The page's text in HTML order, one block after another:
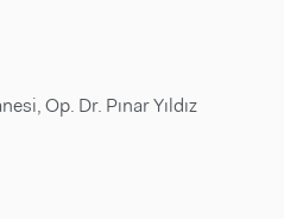
Op. Dr. Pınar Yıldız